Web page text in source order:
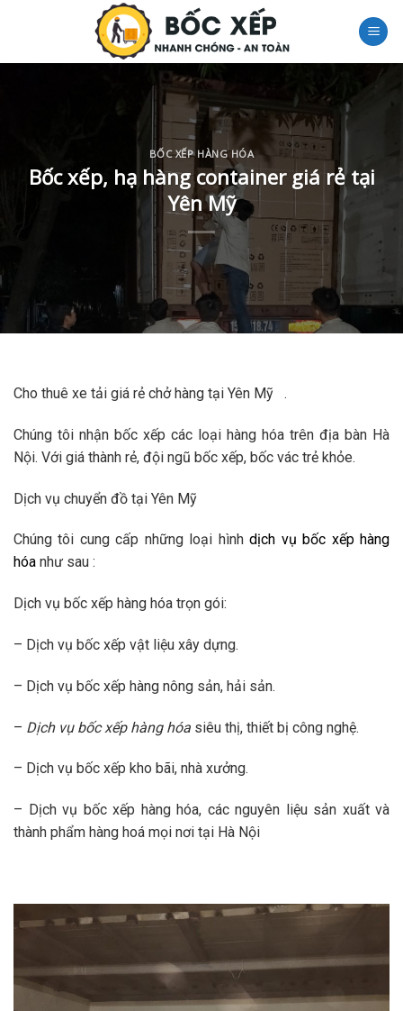
BỐC XẾP HÀNG HÓA
Bốc xếp, hạ hàng container giá rẻ tại
Yên Mỹ
Cho thuê xe tải giá rẻ chở hàng tại Yên Mỹ .
Chúng tôi nhận bốc xếp các loại hàng hóa trên địa bàn Hà
Nội. Với giá thành rẻ, đội ngũ bốc xếp, bốc vác trẻ khỏe.
Dịch vụ chuyển đồ tại Yên Mỹ
Chúng tôi cung cấp những loại hìnhdịch vụ bốc xếp hàng
hóa như sau :
Dịch vụ bốc xếp hàng hóa trọn gói:
– Dịch vụ bốc xếp vật liệu xây dựng.
– Dịch vụ bốc xếp hàng nông sản, hải sản.
– Dịch vụ bốc xếp hàng hóa siêu thị, thiết bị công nghệ.
– Dịch vụ bốc xếp kho bãi, nhà xưởng.
– Dịch vụ bốc xếp hàng hóa, các nguyên liệu sản xuất và
thành phẩm hàng hoá mọi nơi tại Hà Nội